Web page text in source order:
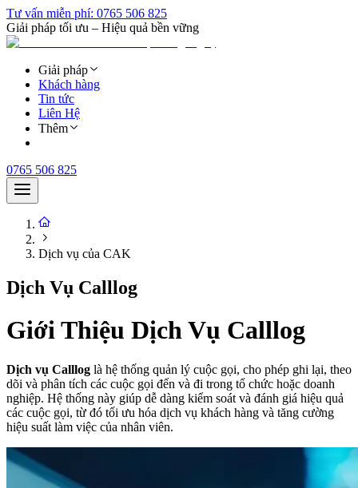
Tư vấn miễn phí: 0765 506 825
Giải pháp tối ưu – Hiệu quả bền vững
Giải pháp
Khách hàng
Tin tức
Liên Hệ
Thêm
0765 506 825
Dịch vụ của CAK
Dịch Vụ Calllog
Giới Thiệu Dịch Vụ Calllog
Dịch vụ Calllog là hệ thống quản lý cuộc gọi, cho phép ghi lại, theo
dõi và phân tích các cuộc gọi đến và đi trong tổ chức hoặc doanh
nghiệp. Hệ thống này giúp dễ dàng kiểm soát và đánh giá hiệu quả
các cuộc gọi, từ đó tối ưu hóa dịch vụ khách hàng và tăng cường
hiệu suất làm việc của nhân viên.